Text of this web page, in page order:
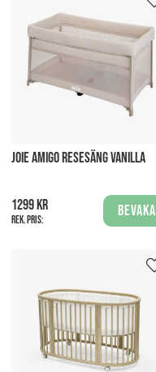
JOIE AMIGO RESESÄNG VANILLA
1299 kr
Rek. pris:
Bevaka